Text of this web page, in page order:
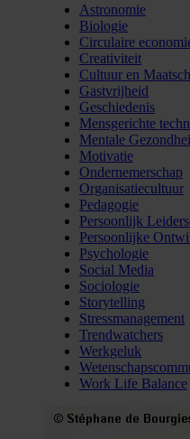
Astronomie
Biologie
Circulaire
Creativiteit
Cultuur en
Gastvrijheid
Geschiedenis
Mensgerichte
Mentale
Motivatie
Ondernemerschap
Organisatiecultuur
Pedagogie
Persoonlijk
Persoonlijke
Psychologie
Social Media
Sociologie
Storytelling
Stressmanagement
Trendwatchers
Werkgeluk
Work Life Balance